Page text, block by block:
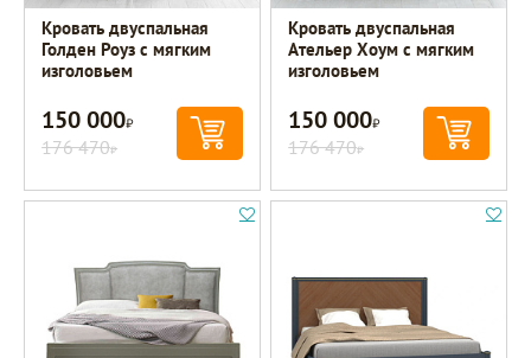
Кровать двуспальная
Голден Роуз с мягким
изголовьем
150 000Р
176 470Р
Кровать двуспальная
Ательер Хоум с мягким
изголовьем
150 000Р
176 470Р